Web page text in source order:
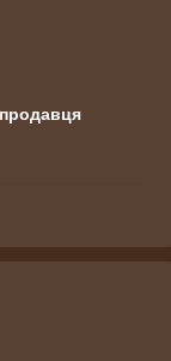
продавця